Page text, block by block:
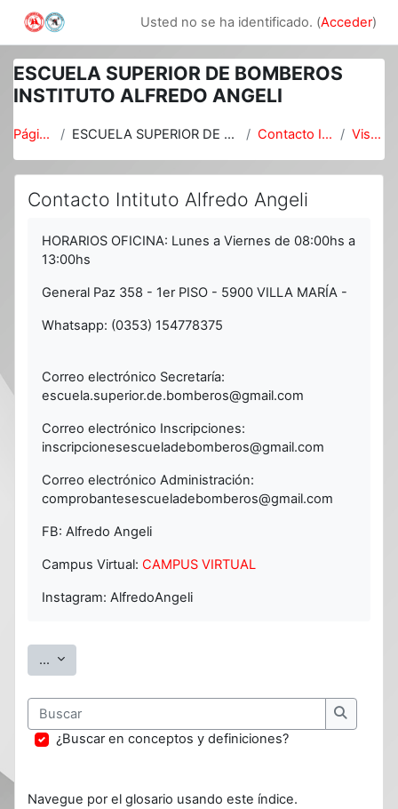
Salta al contenido principal
Usted no se ha identificado. (Acceder)
ESCUELA SUPERIOR DE BOMBEROS
INSTITUTO ALFREDO ANGELI
Página Principal ESCUELA SUPERIOR DE BOMBEROS INSTITUTO ALFREDO ANGELI Contacto Intituto Alfredo Angeli Vista Alfabética
Contacto Intituto Alfredo Angeli
HORARIOS OFICINA: Lunes a Viernes de 08:00hs a
13:00hs
General Paz 358 - 1er PISO - 5900 VILLA MARÍA -
Whatsapp: (0353) 154778375
Correo electrónico Secretaría:
escuela.superior.de.bomberos@gmail.com
Correo electrónico Inscripciones:
inscripcionesescueladebomberos@gmail.com
Correo electrónico Administración:
comprobantesescueladebomberos@gmail.com
FB: Alfredo Angeli
Campus Virtual: CAMPUS VIRTUAL
Instagram: AlfredoAngeli
... Exportar entradas
Buscar
Buscar
¿Buscar en conceptos y definiciones?
Navegue por el glosario usando este índice.